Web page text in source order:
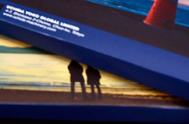
2026